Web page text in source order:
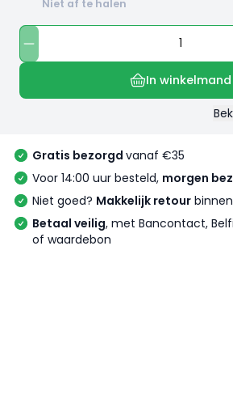
Niet af te halen
In winkelmand
Gratis bezorgd vanaf €35
Voor 14:00 uur besteld, morgen
Niet goed? Makkelijk retour
Betaal veilig, met Bancontact,
of waardebon